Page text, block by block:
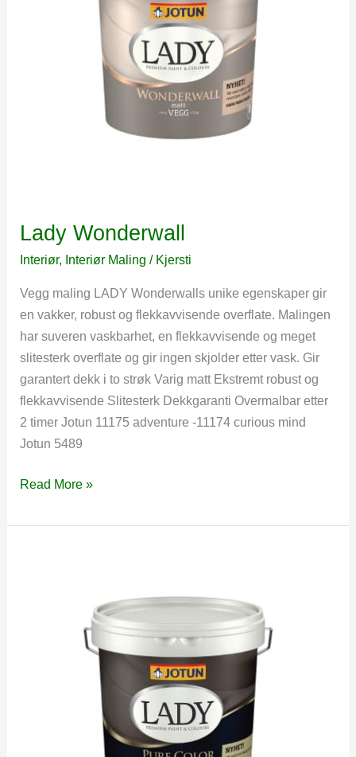
Lady Wonderwall
Interiør, Interiør Maling / Kjersti
Vegg maling LADY Wonderwalls unike egenskaper gir
en vakker, robust og flekkavvisende overflate. Malingen
har suveren vaskbarhet, en flekkavvisende og meget
slitesterk overflate og gir ingen skjolder etter vask. Gir
garantert dekk i to strøk Varig matt Ekstremt robust og
flekkavvisende Slitesterk Dekkgaranti Overmalbar etter
2 timer Jotun 11175 adventure -11174 curious mind
Jotun 5489
Lady
Read More »